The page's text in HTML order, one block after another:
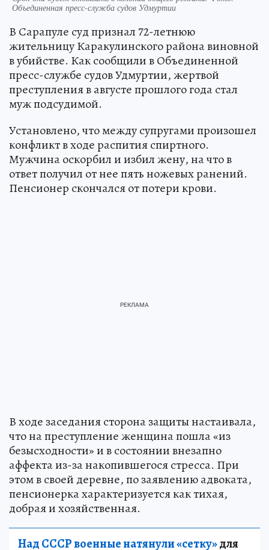
Объединенная пресс-служба судов Удмуртии
В Сарапуле суд признал 72-летнюю
жительницу Каракулинского района виновной
в убийстве. Как сообщили в Объединенной
пресс-службе судов Удмуртии, жертвой
преступления в августе прошлого года стал
муж подсудимой.
Установлено, что между супругами произошел
конфликт в ходе распития спиртного.
Мужчина оскорбил и избил жену, на что в
ответ получил от нее пять ножевых ранений.
Пенсионер скончался от потери крови.
В ходе заседания сторона защиты настаивала,
что на преступление женщина пошла «из
безысходности» и в состоянии внезапно
аффекта из-за накопившегося стресса. При
этом в своей деревне, по заявлению адвоката,
пенсионерка характеризуется как тихая,
добрая и хозяйственная.
Над СССР военные натянули «сетку»для